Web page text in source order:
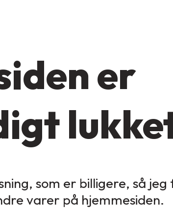
er
som er billigere, så
varer på hjemmesiden.